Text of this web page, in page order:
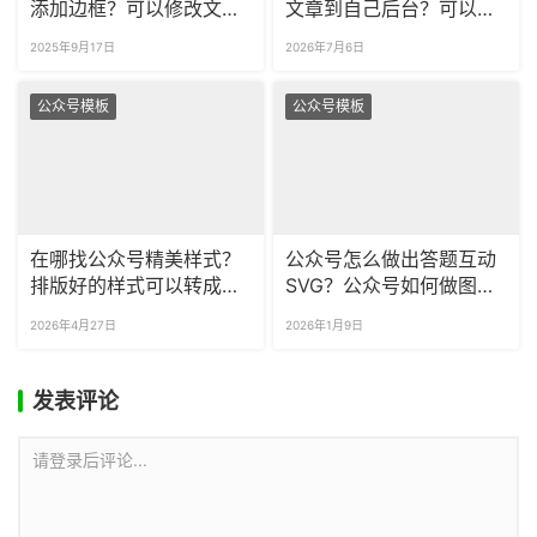
添加边框？可以修改文字
2025年9月17日
文章到自己后台？可以一
2026年7月6日
公众号模板
在哪找公众号精美样式？
排版好的样式可以转成图
2026年4月27日
公众号模板
公众号怎么做出答题互动
SVG？公众号如何做图片
2026年1月9日
发表评论
请登录后评论...